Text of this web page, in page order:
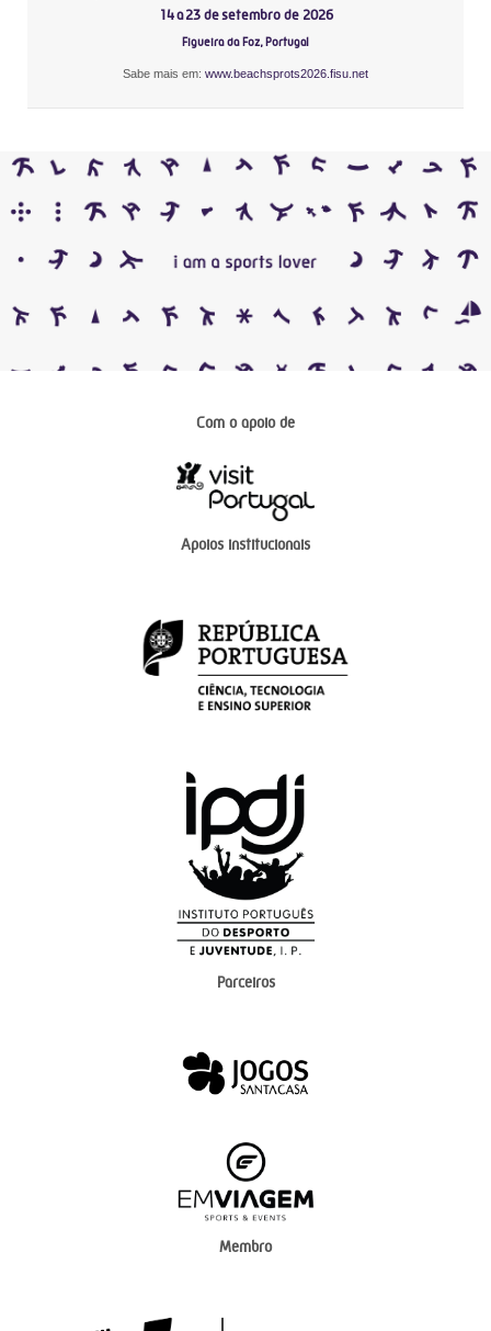
14 a 23 de setembro de 2026
Figueira da Foz, Portugal
Sabe mais em: www.beachsprots2026.fisu.net
Com o apoio de
Apoios institucionais
Parceiros
Membro